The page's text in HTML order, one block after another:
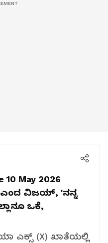
10 May 2026
ಎಂದ ವಿಜಯ್, 'ನನ್ನ
ಒಕೆ,
(‍X) ಖಾತೆಯಲ್ಲಿ